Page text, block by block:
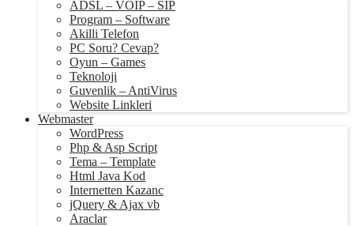
ADSL – VOIP – SIP
Program – Software
Akilli Telefon
PC Soru? Cevap?
Oyun – Games
Teknoloji
Guvenlik – AntiVirus
Website Linkleri
Webmaster
WordPress
Php & Asp Script
Tema – Template
Html Java Kod
Internetten Kazanc
jQuery & Ajax vb
Araclar